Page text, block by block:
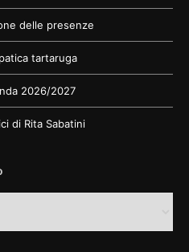
delle presenze
tartaruga
2026/2027
di Rita Sabatini